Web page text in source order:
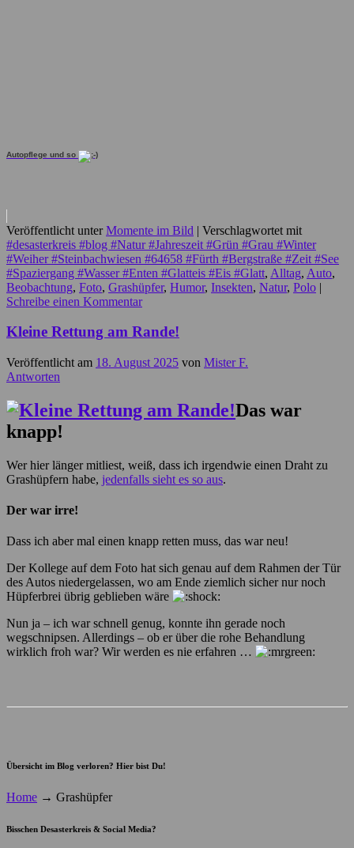
Autopflege und so
Veröffentlicht unter Momente im Bild | Verschlagwortet mit
#desasterkreis #blog #Natur #Jahreszeit #Grün #Grau #Winter
#Weiher #Steinbachwiesen #64658 #Fürth #Bergstraße #Zeit #See
#Spaziergang #Wasser #Enten #Glatteis #Eis #Glatt, Alltag, Auto,
Beobachtung, Foto, Grashüpfer, Humor, Insekten, Natur, Polo |
Schreibe einen Kommentar
Kleine Rettung am Rande!
Veröffentlicht am 18. August 2025 von Mister F.
Antworten
Das war
knapp!
Wer hier länger mitliest, weiß, dass ich irgendwie einen Draht zu
Grashüpfern habe, jedenfalls sieht es so aus.
Der war irre!
Dass ich aber mal einen knapp retten muss, das war neu!
Der Kollege auf dem Foto hat sich genau auf dem Rahmen der Tür
des Autos niedergelassen, wo am Ende ziemlich sicher nur noch
Hüpferbrei übrig geblieben wäre
Nun ja – ich war schnell genug, konnte ihn gerade noch
wegschnipsen. Allerdings – ob er über die rohe Behandlung
wirklich froh war? Wir werden es nie erfahren …
Übersicht im Blog verloren? Hier bist Du!
Home → Grashüpfer
Bisschen Desasterkreis & Social Media?